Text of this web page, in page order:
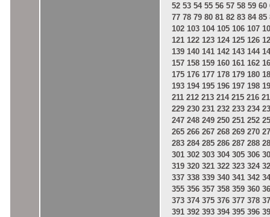
52 53 54 55 56 57 58 59 60
77 78 79 80 81 82 83 84 85
102 103 104 105 106 107
121 122 123 124 125 126
139 140 141 142 143 144
157 158 159 160 161 162
175 176 177 178 179 180
193 194 195 196 197 198
211 212 213 214 215 216
229 230 231 232 233 234
247 248 249 250 251 252
265 266 267 268 269 270
283 284 285 286 287 288
301 302 303 304 305 306
319 320 321 322 323 324
337 338 339 340 341 342
355 356 357 358 359 360
373 374 375 376 377 378
391 392 393 394 395 396